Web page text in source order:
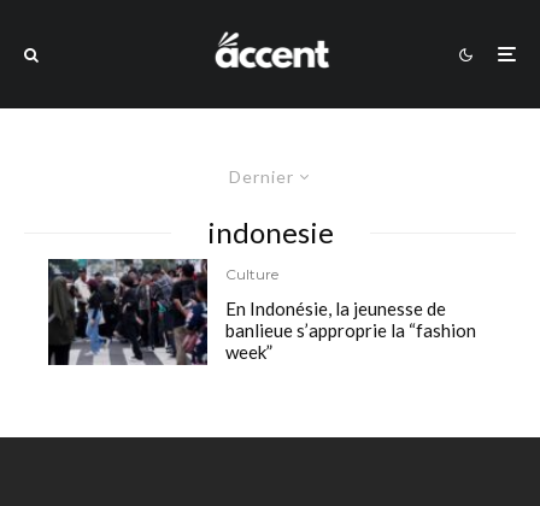
Dernier
indonesie
Culture
En Indonésie, la jeunesse de
banlieue s’approprie la “fashion
week”